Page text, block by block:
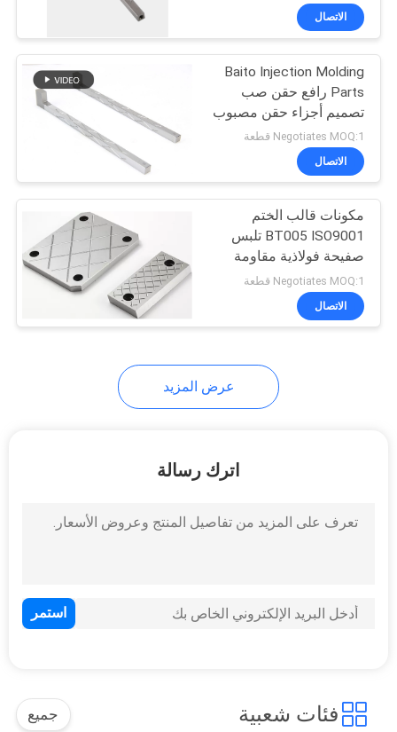
دبوس الأكمام القاذف
تحديد موقع الكتلة
43
مزلاج قفل القالب
صب حقن رافع
الاتصال
Baito Injection Molding
Parts رافع حقن صب
تصميم أجزاء حقن مصبوب
Negotiates MOQ:1 قطعة
الاتصال
مكونات قالب الختم
BT005 ISO9001 تلبس
صفيحة فولاذية مقاومة
Negotiates MOQ:1 قطعة
الاتصال
عرض المزيد
اترك رسالة
فئات شعبية جميع